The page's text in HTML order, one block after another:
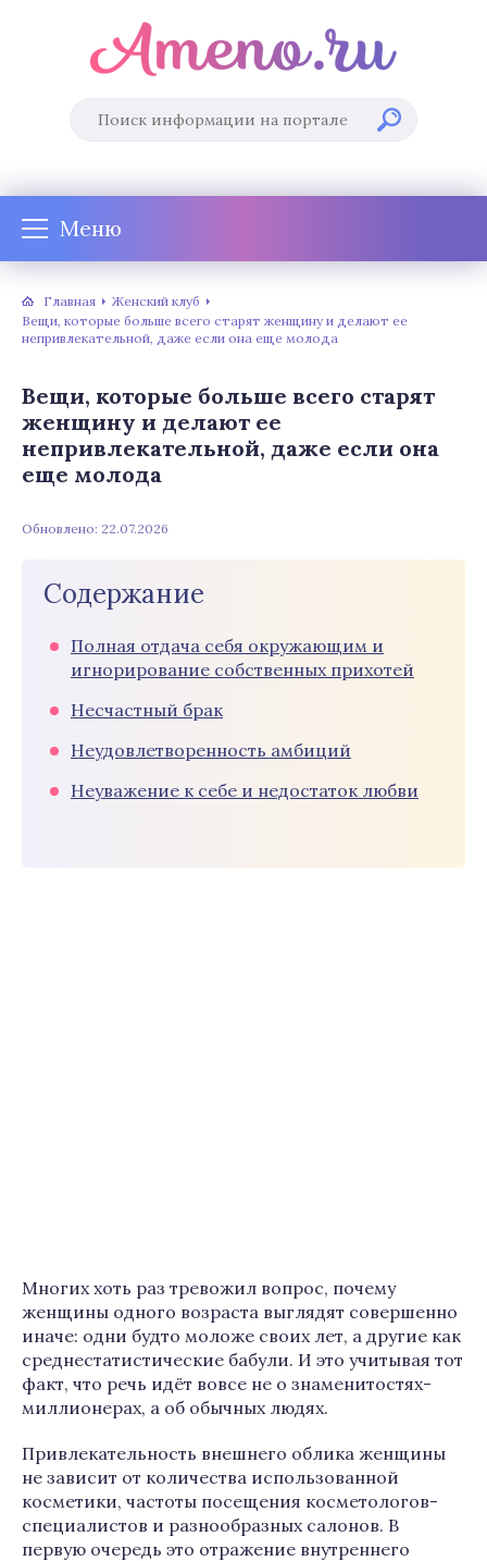
Меню
Главная
Женский клуб
Вещи, которые больше всего старят женщину и делают ее
непривлекательной, даже если она еще молода
Вещи, которые больше всего старят
женщину и делают ее
непривлекательной, даже если она
еще молода
Обновлено: 22.07.2026
Содержание
Полная отдача себя окружающим и
игнорирование собственных прихотей
Несчастный брак
Неудовлетворенность амбиций
Неуважение к себе и недостаток любви
Многих хоть раз тревожил вопрос, почему
женщины одного возраста выглядят совершенно
иначе: одни будто моложе своих лет, а другие как
среднестатистические бабули. И это учитывая тот
факт, что речь идёт вовсе не о знаменитостях-
миллионерах, а об обычных людях.
Привлекательность внешнего облика женщины
не зависит от количества использованной
косметики, частоты посещения косметологов-
специалистов и разнообразных салонов. В
первую очередь это отражение внутреннего